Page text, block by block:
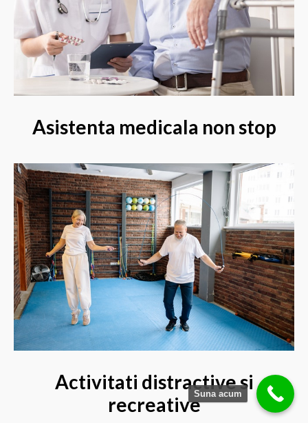
Asistenta medicala non stop
Activitati distractive si
recreativeSuna acum